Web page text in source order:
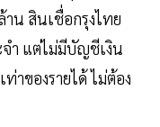
น สินเชื่อกรุงไทย
ำ แต่ไม่มีบัญชีเงิน
าของรายได้ ไม่ต้อง